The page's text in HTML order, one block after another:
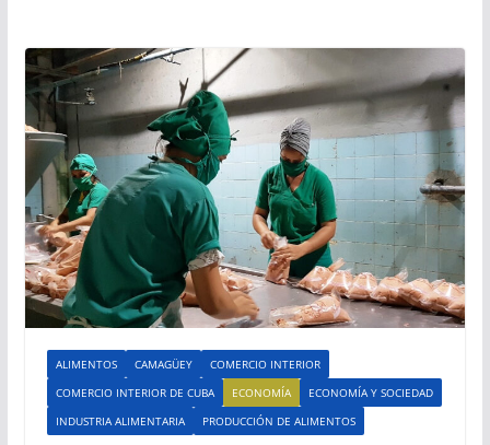
ALIMENTOS CAMAGÜEY
COMERCIO INTERIOR
COMERCIO INTERIOR DE CUBA
ECONOMÍA
ECONOMÍA Y SOCIEDAD
INDUSTRIA ALIMENTARIA
PRODUCCIÓN DE ALIMENTOS